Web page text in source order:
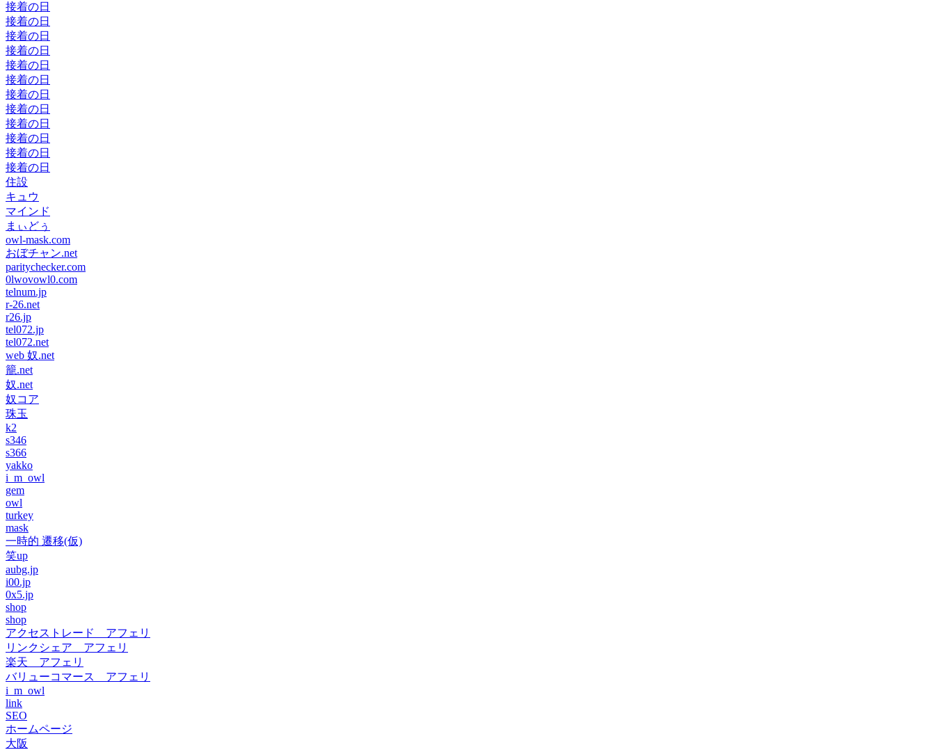
接着の日
接着の日
接着の日
接着の日
接着の日
接着の日
接着の日
接着の日
接着の日
接着の日
接着の日
接着の日
住設
キュウ
マインド
まぃどぅ
owl-mask.com
おぼチャン.net
paritychecker.com
0lwovowl0.com
telnum.jp
r-26.net
r26.jp
tel072.jp
tel072.net
web 奴.net
籠.net
奴.net
奴コア
珠玉
k2
s346
s366
yakko
i_m_owl
gem
owl
turkey
mask
一時的 遷移(仮)
笑up
aubg.jp
i00.jp
0x5.jp
shop
shop
アクセストレード アフェリ
リンクシェア アフェリ
楽天 アフェリ
バリューコマース アフェリ
i_m_owl
link
SEO
ホームページ
大阪